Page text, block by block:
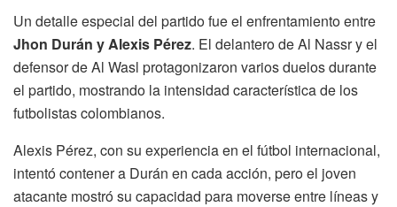
Un detalle especial del partido fue el enfrentamiento entre
Jhon Durán y Alexis Pérez. El delantero de Al Nassr y el
defensor de Al Wasl protagonizaron varios duelos durante
el partido, mostrando la intensidad característica de los
futbolistas colombianos.
Alexis Pérez, con su experiencia en el fútbol internacional,
intentó contener a Durán en cada acción, pero el joven
atacante mostró su capacidad para moverse entre líneas y